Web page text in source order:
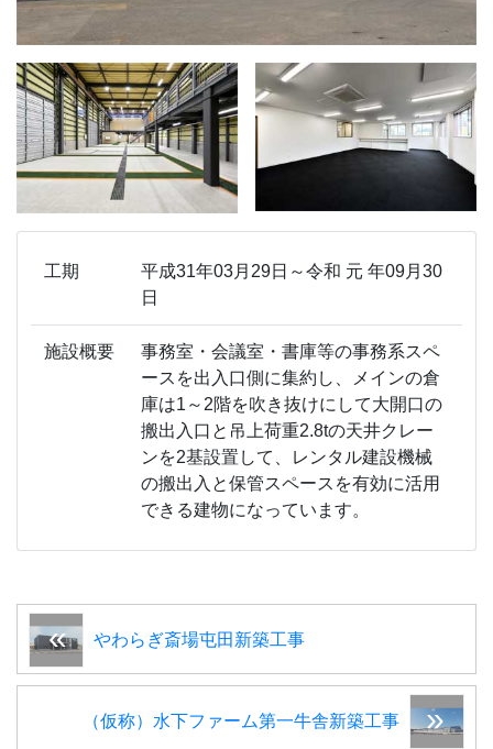
工期
平成31年03月29日～令和 元 年09月30
日
施設概要
事務室・会議室・書庫等の事務系スペ
ースを出入口側に集約し、メインの倉
庫は1～2階を吹き抜けにして大開口の
搬出入口と吊上荷重2.8tの天井クレー
ンを2基設置して、レンタル建設機械
の搬出入と保管スペースを有効に活用
できる建物になっています。
やわらぎ斎場屯田新築工事
（仮称）水下ファーム第一牛舎新築工事